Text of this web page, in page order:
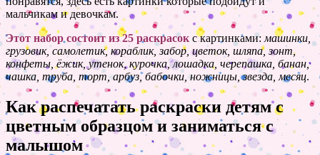
мальчикам и девочкам.
Этот набор состоит из 25 раскрасок с картинками: машинки,
грузовик, самолетик, кораблик, забор, цветок, шляпа, зонт,
конфеты, ёжик, утенок, курочка, лошадка, черепашка, банан,
чашка, труба, торт, арбуз, бабочки, ножницы, звезда, месяц.
Как распечатать раскраски детям с
цветным образцом и заниматься с
малышом